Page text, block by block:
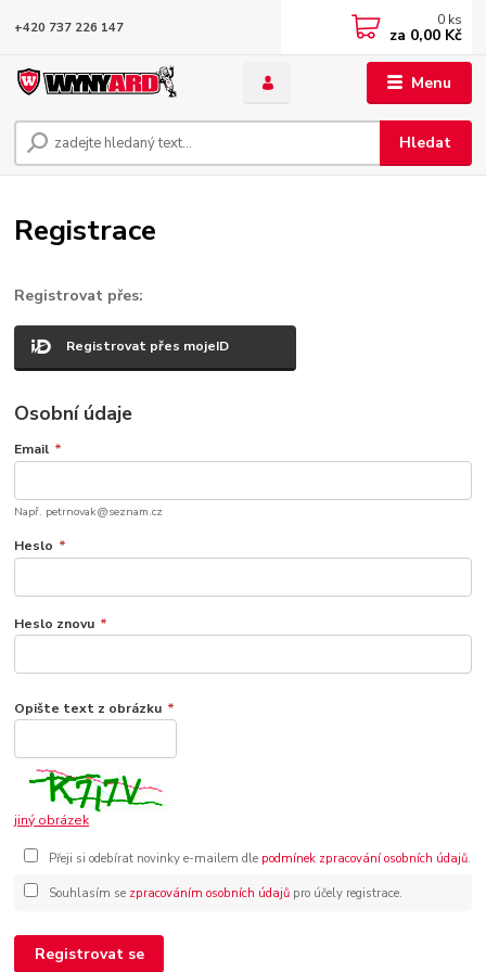
Menu
Hledat
+420 737 226 147 0 ks
za 0,00 Kč
Registrace
Registrovat přes:
Registrovat přes mojeID
Osobní údaje
Email *
Např. petrnovak@seznam.cz
Heslo *
Heslo znovu *
Opište text z obrázku *
jiný obrázek
Přeji si odebírat novinky e-mailem dle podmínek zpracování osobních údajů.
Souhlasím se zpracováním osobních údajůpro účely registrace.
Registrovat se